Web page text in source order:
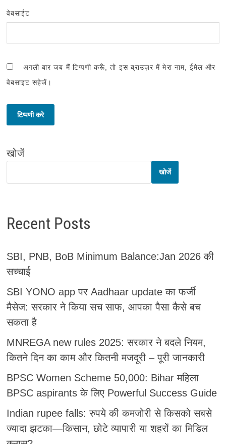
वेबसाईट
अगली बार जब मैं टिप्पणी करूँ, तो इस ब्राउज़र में मेरा नाम, ईमेल और
वेबसाइट सहेजें।
खोजें
खोजें
Recent Posts
SBI, PNB, BoB Minimum Balance:Jan 2026 की
सच्चाई
SBI YONO app पर Aadhaar update का फर्जी
मैसेज: सरकार ने किया सच साफ, आपका पैसा कैसे बच
सकता है
MNREGA new rules 2025: सरकार ने बदले नियम,
कितने दिन का काम और कितनी मजदूरी – पूरी जानकारी
BPSC Women Scheme 50,000: Bihar महिला
BPSC aspirants के लिए Powerful Success Guide
Indian rupee falls: रुपये की कमजोरी से किसको सबसे
ज्यादा झटका—किसान, छोटे व्यापारी या शहरों का मिडिल